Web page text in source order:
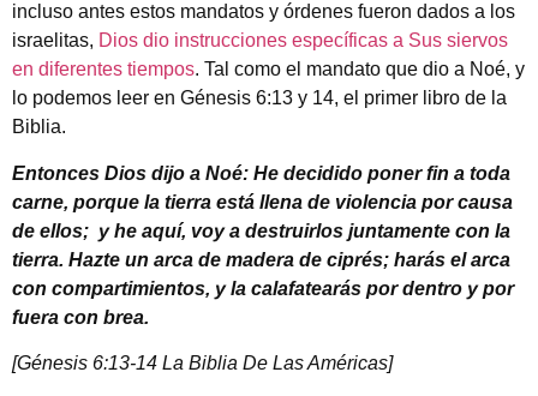
incluso antes estos mandatos y órdenes fueron dados a los
israelitas, Dios dio instrucciones específicas a Sus siervos
en diferentes tiempos. Tal como el mandato que dio a Noé, y
lo podemos leer en Génesis 6:13 y 14, el primer libro de la
Biblia.
Entonces Dios dijo a Noé: He decidido poner fin a toda
carne, porque la tierra está llena de violencia por causa
de ellos; y he aquí, voy a destruirlos juntamente con la
tierra. Hazte un arca de madera de ciprés; harás el arca
con compartimientos, y la calafatearás por dentro y por
fuera con brea.
[Génesis 6:13-14 La Biblia De Las Américas]